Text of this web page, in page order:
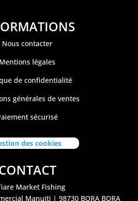
Nous contacter
Mentions légales
de confidentialité
générales de ventes
sécurisé
des cookies
Market Fishing
Manuiti | 98730 BORA BORA